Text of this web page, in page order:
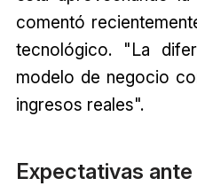
comentó
tecnológico. "La
modelo de negocio
ingresos reales".
Expectativas